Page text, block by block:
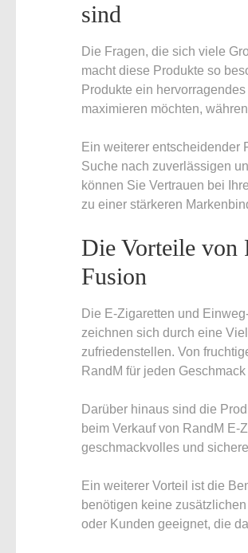
sind
Die Fragen, die sich viele
macht diese Produkte so
Produkte ein
maximieren möchten,
Ein weiterer entscheidender
Suche nach zuverlässigen
können Sie Vertrauen bei
zu einer stärkeren
Die Vorteile von
Fusion
Die E-Zigaretten und
zeichnen sich durch eine
zufriedenstellen. Von
RandM für jeden
Darüber hinaus sind die
beim Verkauf von RandM E-
geschmackvolles und
Ein weiterer Vorteil ist die
benötigen keine
oder Kunden geeignet, die